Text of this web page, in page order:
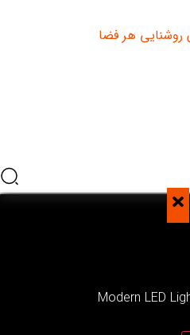
روشنایی هر فضا
Modern LED